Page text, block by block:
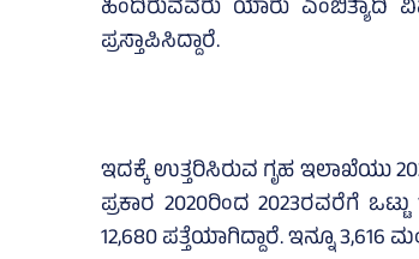
ಹಿಂದಿರುವವರು ಯಾರು
ಪ್ರಸ್ತಾಪಿಸಿದ್ದಾರೆ.
ಇದಕ್ಕೆ ಉತ್ತರಿಸಿರುವ ಗೃಹ ಇಲಾಖೆಯು
ಪ್ರಕಾರ 2020ರಿಂದ 2023ರವರೆಗೆ
12,680 ಪತ್ತೆಯಾಗಿದ್ದಾರೆ. ಇನ್ನೂ